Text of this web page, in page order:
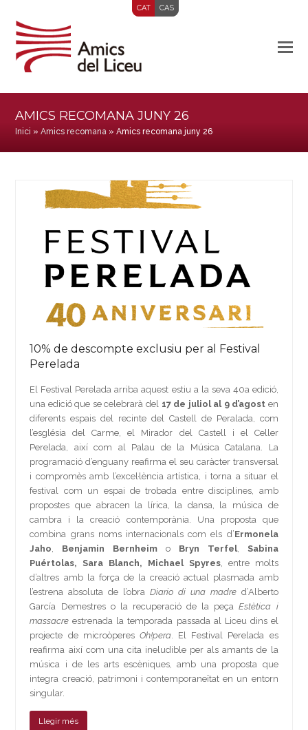
CAT CAS
AMICS RECOMANA JUNY 26
Inici »Amics recomana »Amics recomana juny 26
10% de descompte exclusiu per al Festival
Perelada
El Festival Perelada arriba aquest estiu a la seva 40a edició,
una edició que se celebrarà del 17 de juliol al 9 d’agost en
diferents espais del recinte del Castell de Peralada, com
l’església del Carme, el Mirador del Castell i el Celler
Perelada, així com al Palau de la Música Catalana. La
programació d’enguany reafirma el seu caràcter transversal
i compromès amb l’excel·lència artística, i torna a situar el
festival com un espai de trobada entre disciplines, amb
propostes que abracen la lírica, la dansa, la música de
cambra i la creació contemporània. Una proposta que
combina grans noms internacionals com els d’Ermonela
Jaho
Benjamin Bernheimo Bryn Terfel, Sabina
Puértolas, Sara Blanch, Michael Spyres, entre molts
d’altres amb la força de la creació actual plasmada amb
l’estrena absoluta de l’obra Diario di una madred’Alberto
García Demestres o la recuperació de la peçaEstètica i
massacreestrenada la temporada passada al Liceu dins el
projecte de microòperes Oh!pera. El Festival Perelada es
reafirma així com una cita ineludible per als amants de la
música i de les arts escèniques, amb una proposta que
integra creació, patrimoni i contemporaneïtat en un entorn
singular.
Llegir més